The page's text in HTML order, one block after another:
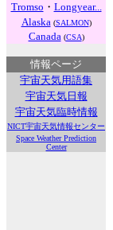
Tromso ・ Longyear...
Alaska (SALMON)
Canada (CSA)
情報ページ
宇宙天気用語集
宇宙天気日報
宇宙天気臨時情報
NICT宇宙天気情報センター
Space Weather Prediction
Center